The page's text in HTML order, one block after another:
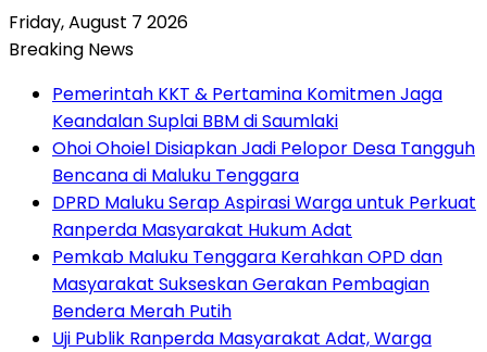
Friday, August 7 2026
Breaking News
Pemerintah KKT & Pertamina Komitmen Jaga
Keandalan Suplai BBM di Saumlaki
Ohoi Ohoiel Disiapkan Jadi Pelopor Desa Tangguh
Bencana di Maluku Tenggara
DPRD Maluku Serap Aspirasi Warga untuk Perkuat
Ranperda Masyarakat Hukum Adat
Pemkab Maluku Tenggara Kerahkan OPD dan
Masyarakat Sukseskan Gerakan Pembagian
Bendera Merah Putih
Uji Publik Ranperda Masyarakat Adat, Warga